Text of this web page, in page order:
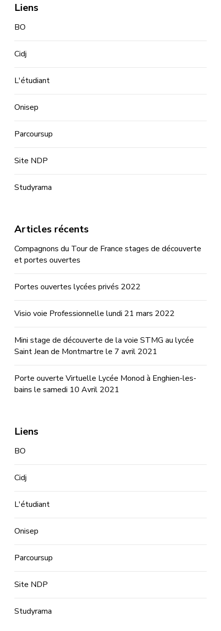
Liens
BO
Cidj
L'étudiant
Onisep
Parcoursup
Site NDP
Studyrama
Articles récents
Compagnons du Tour de France stages de découverte
et portes ouvertes
Portes ouvertes lycées privés 2022
Visio voie Professionnelle lundi 21 mars 2022
Mini stage de découverte de la voie STMG au lycée
Saint Jean de Montmartre le 7 avril 2021
Porte ouverte Virtuelle Lycée Monod à Enghien-les-
bains le samedi 10 Avril 2021
Liens
BO
Cidj
L'étudiant
Onisep
Parcoursup
Site NDP
Studyrama